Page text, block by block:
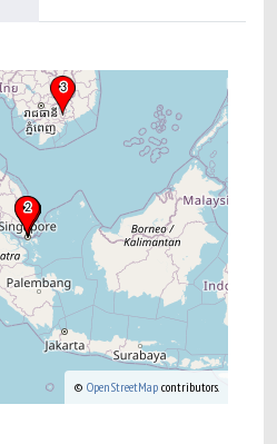
© OpenStreetMap contributors.